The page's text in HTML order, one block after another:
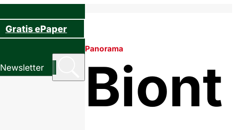
Gratis ePaper
Newsletter
Panorama
Biont